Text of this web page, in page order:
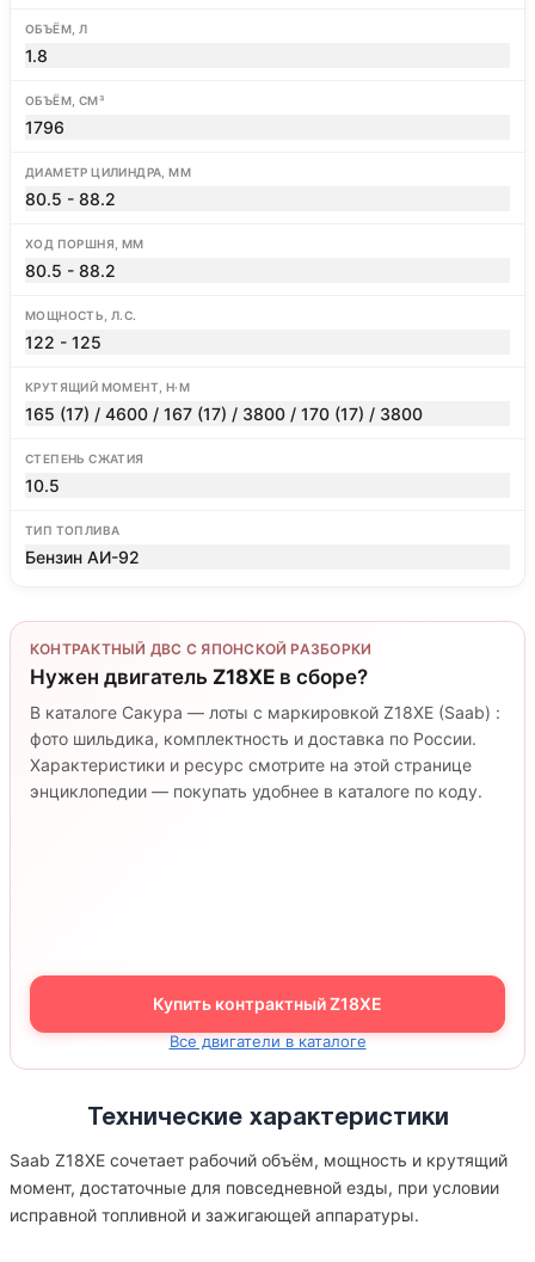
ОБЪЁМ, Л
1.8
ОБЪЁМ, СМ³
1796
ДИАМЕТР ЦИЛИНДРА, ММ
80.5 - 88.2
ХОД ПОРШНЯ, ММ
80.5 - 88.2
МОЩНОСТЬ, Л.С.
122 - 125
КРУТЯЩИЙ МОМЕНТ, Н·М
165 (17) / 4600 / 167 (17) / 3800 / 170 (17) / 3800
СТЕПЕНЬ СЖАТИЯ
10.5
ТИП ТОПЛИВА
Бензин АИ-92
КОНТРАКТНЫЙ ДВС С ЯПОНСКОЙ РАЗБОРКИ
Нужен двигатель Z18XE в сборе?
В каталоге Сакура — лоты с маркировкой Z18XE (Saab) :
фото шильдика, комплектность и доставка по России.
Характеристики и ресурс смотрите на этой странице
энциклопедии — покупать удобнее в каталоге по коду.
Купить контрактный Z18XE
Все двигатели в каталоге
Технические характеристики
Saab Z18XE сочетает рабочий объём, мощность и крутящий
момент, достаточные для повседневной езды, при условии
исправной топливной и зажигающей аппаратуры.